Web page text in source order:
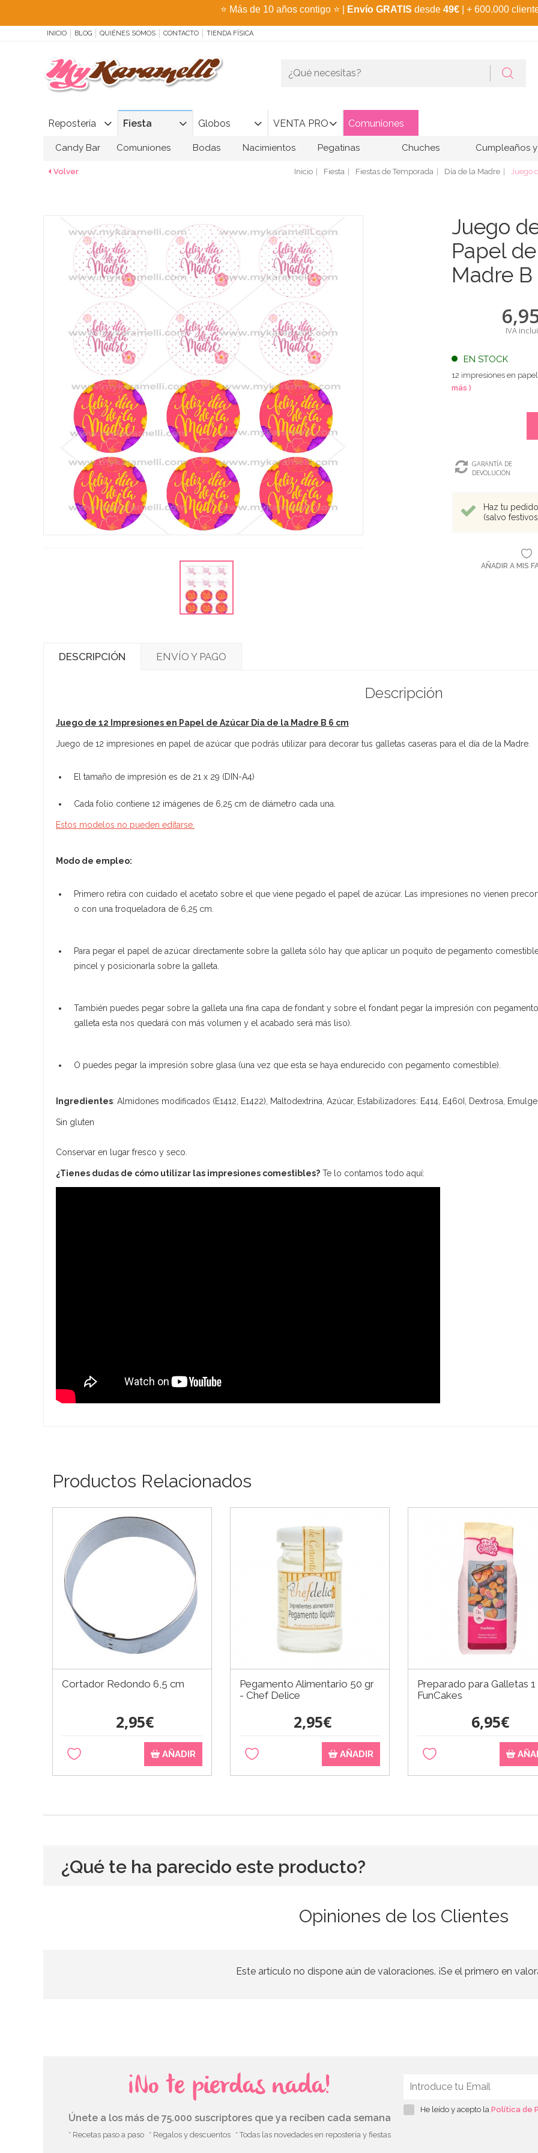
⭐ Más de 10 años contigo ⭐ Envío GRATIS desde 49€ | + 600.000
INICIO BLOG QUIÉNES SOMOS CONTACTO TIENDA FÍSICA
Repostería Fiesta Globos VENTA PRO Comuniones
Candy Bar Comuniones Bodas Nacimientos Pegatinas Chuches Cumpleaños
Volver Inicio Fiesta Fiestas de Temporada Día de la Madre Juego
Juego
Papel
Madre
IVA
EN STOCK
12 impresiones en
más )
GARANTÍA DE
DEVOLUCIÓN
Haz tu
(salvo
AÑADIR A MIS
DESCRIPCIÓN ENVÍO Y PAGO
Descripción
Juego de 12 Impresiones en Papel de Azúcar Día de la Madre B 6 cm
Juego de 12 impresiones en papel de azúcar que podrás utilizar para decorar tus galletas caseras para el día de la Madre.
El tamaño de impresión es de 21 x 29 (DIN-A4)
Cada folio contiene 12 imágenes de 6,25 cm de diámetro cada una.
Estos modelos no pueden editarse.
Modo de empleo:
Primero retira con cuidado el acetato sobre el que viene pegado el papel de azúcar. Las impresiones no vienen
o con una troqueladora de 6,25 cm.
Para pegar el papel de azúcar directamente sobre la galleta sólo hay que aplicar un poquito de pegamento
pincel y posicionarla sobre la galleta.
También puedes pegar sobre la galleta una fina capa de fondant y sobre el fondant pegar la impresión con
galleta esta nos quedará con más volumen y el acabado será más liso).
O puedes pegar la impresión sobre glasa (una vez que esta se haya endurecido con pegamento comestible).
Ingredientes: Almidones modificados (E1412, E1422), Maltodextrina, Azúcar, Estabilizadores: E414, E460I, Dextrosa,
Sin gluten
Conservar en lugar fresco y seco.
¿Tienes dudas de cómo utilizar las impresiones comestibles? Te lo contamos todo aquí:
Productos Relacionados
Cortador Redondo 6,5 cm
2,95€
AÑADIR
Pegamento Alimentario 50 gr
- Chef Delice
2,95€
AÑADIR
Preparado para Galletas 1
FunCakes
6,95€
¿Qué te ha parecido este producto?
Opiniones de los Clientes
Este artículo no dispone aún de valoraciones. ¡Se el primero en
¡No te pierdas nada!
Únete a los más de 75.000 suscriptores que ya reciben cada semana
* Recetas paso a paso * Regalos y descuentos * Todas las novedades en repostería y fiestas
He leído y acepto la Política de